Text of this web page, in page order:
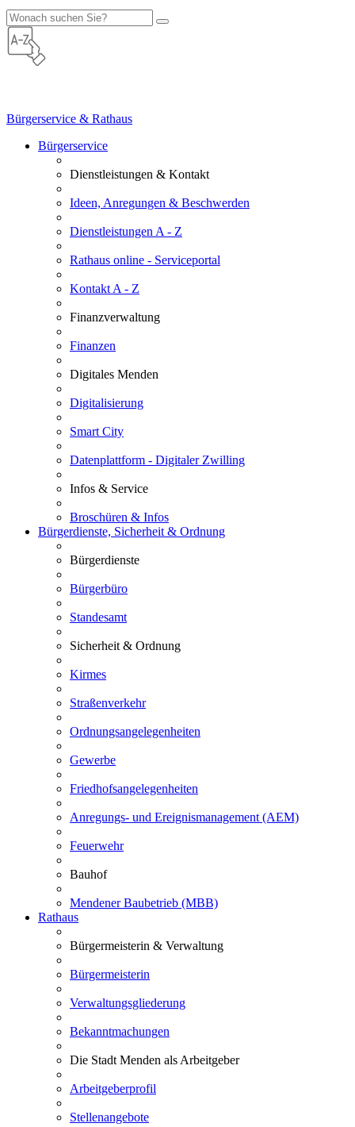
Bürgerservice & Rathaus
Bürgerservice
Dienstleistungen & Kontakt
Ideen, Anregungen & Beschwerden
Dienstleistungen A - Z
Rathaus online - Serviceportal
Kontakt A - Z
Finanzverwaltung
Finanzen
Digitales Menden
Digitalisierung
Smart City
Datenplattform - Digitaler Zwilling
Infos & Service
Broschüren & Infos
Bürgerdienste, Sicherheit & Ordnung
Bürgerdienste
Bürgerbüro
Standesamt
Sicherheit & Ordnung
Kirmes
Straßenverkehr
Ordnungsangelegenheiten
Gewerbe
Friedhofsangelegenheiten
Anregungs- und Ereignismanagement (AEM)
Feuerwehr
Bauhof
Mendener Baubetrieb (MBB)
Rathaus
Bürgermeisterin & Verwaltung
Bürgermeisterin
Verwaltungsgliederung
Bekanntmachungen
Die Stadt Menden als Arbeitgeber
Arbeitgeberprofil
Stellenangebote